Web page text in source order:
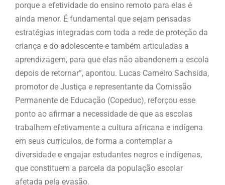
porque a efetividade do ensino remoto para elas é
ainda menor. É fundamental que sejam pensadas
estratégias integradas com toda a rede de proteção da
criança e do adolescente e também articuladas a
aprendizagem, para que elas não abandonem a escola
depois de retornar”, apontou. Lucas Carneiro Sachsida,
promotor de Justiça e representante da Comissão
Permanente de Educação (Copeduc), reforçou esse
ponto ao afirmar a necessidade de que as escolas
trabalhem efetivamente a cultura africana e indígena
em seus currículos, de forma a contemplar a
diversidade e engajar estudantes negros e indígenas,
que constituem a parcela da população escolar
afetada pela evasão.